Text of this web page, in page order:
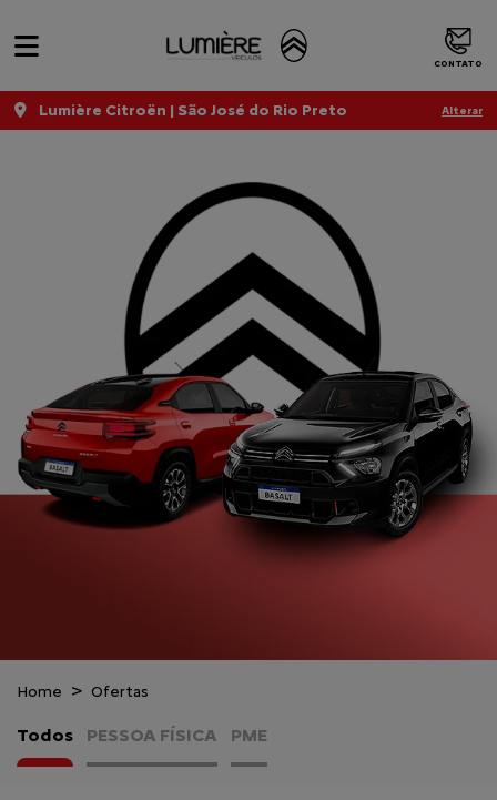
CONTATO
Lumière Citroën | São José do Rio Preto Alterar
Home Ofertas
Todos PESSOA FÍSICA PME